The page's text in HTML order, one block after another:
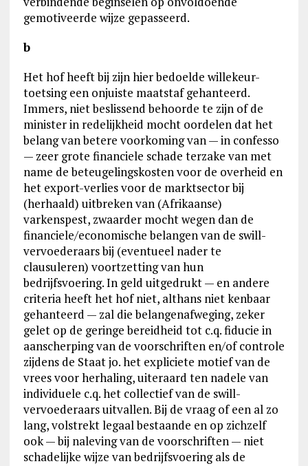
gemotiveerde wijze gepasseerd.
b
Het hof heeft bij zijn hier bedoelde willekeur-
toetsing een onjuiste maatstaf gehanteerd.
Immers, niet beslissend behoorde te zijn of de
minister in redelijkheid mocht oordelen dat het
belang van betere voorkoming van — in confesso
— zeer grote financiele schade terzake van met
name de beteugelingskosten voor de overheid en
het export-verlies voor de marktsector bij
(herhaald) uitbreken van (Afrikaanse)
varkenspest, zwaarder mocht wegen dan de
financiele/economische belangen van de swill-
vervoederaars bij (eventueel nader te
clausuleren) voortzetting van hun
bedrijfsvoering. In geld uitgedrukt — en andere
criteria heeft het hof niet, althans niet kenbaar
gehanteerd — zal die belangenafweging, zeker
gelet op de geringe bereidheid tot c.q. fiducie in
aanscherping van de voorschriften en/of controle
zijdens de Staat jo. het expliciete motief van de
vrees voor herhaling, uiteraard ten nadele van
individuele c.q. het collectief van de swill-
vervoederaars uitvallen. Bij de vraag of een al zo
lang, volstrekt legaal bestaande en op zichzelf
ook — bij naleving van de voorschriften — niet
schadelijke wijze van bedrijfsvoering als de